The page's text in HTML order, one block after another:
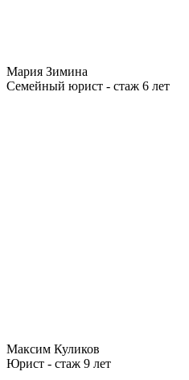
Мария Зимина
Семейный юрист - стаж 6 лет
Максим Куликов
Юрист - стаж 9 лет